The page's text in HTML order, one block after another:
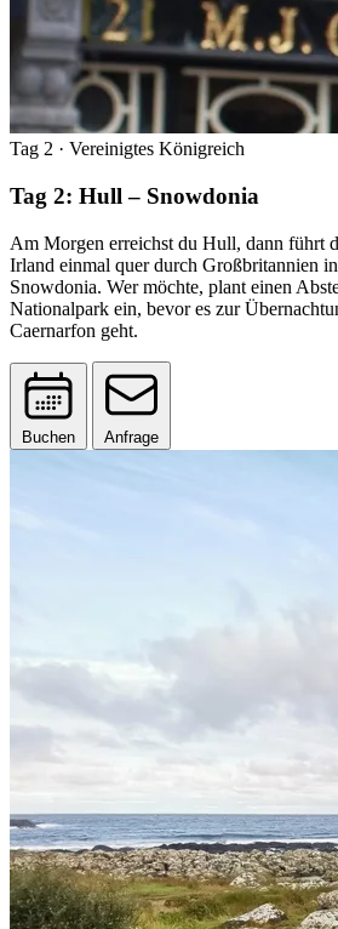
Tag 2 · Vereinigtes Königreich
Tag 2: Hull – Snowdonia
Am Morgen erreichst du Hull, dann führt
Irland einmal quer durch Großbritannien
Snowdonia. Wer möchte, plant einen
Nationalpark ein, bevor es zur
Caernarfon geht.
Buchen Anfrage